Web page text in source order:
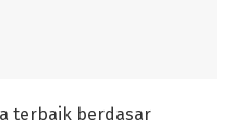
terbaik berdasar